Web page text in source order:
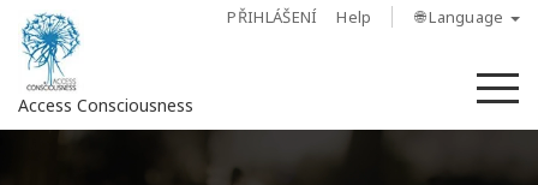
PŘIHLÁŠENÍ Help 🌐 Language
Access Consciousness